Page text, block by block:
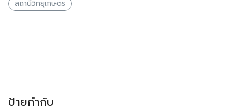
สถานีวิทยุเกษตร
ป้ายกำกับ